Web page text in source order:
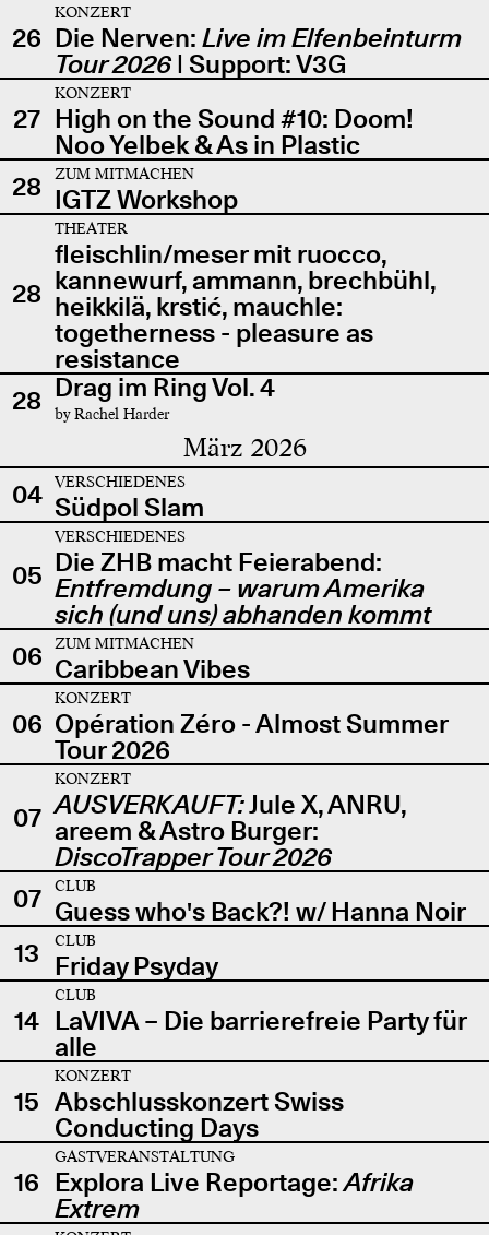
26
KONZERT
Die Nerven: Live im Elfenbeinturm
Tour 2026| Support: V3G
27
KONZERT
High on the Sound #10: Doom!
Noo Yelbek & As in Plastic
28
ZUM MITMACHEN
IGTZ Workshop
28
THEATER
fleischlin/meser mit ruocco,
kannewurf, ammann, brechbühl,
heikkilä, krstić, mauchle:
togetherness - pleasure as
resistance
28 Drag im Ring Vol. 4
by Rachel Harder
März 2026
04 VERSCHIEDENES
Südpol Slam
05
VERSCHIEDENES
Die ZHB macht Feierabend:
Entfremdung – warum Amerika
sich (und uns) abhanden kommt
06
ZUM MITMACHEN
Caribbean Vibes
06
KONZERT
Opération Zéro - Almost Summer
Tour 2026
07
KONZERT
AUSVERKAUFT:Jule X, ANRU,
areem & Astro Burger:
DiscoTrapper Tour 2026
07
CLUB
Guess who's Back?! w/ Hanna Noir
13
CLUB
Friday Psyday
14
CLUB
LaVIVA – Die barrierefreie Party für
alle
15
KONZERT
Abschlusskonzert Swiss
Conducting Days
16
GASTVERANSTALTUNG
Explora Live Reportage:Afrika
Extrem